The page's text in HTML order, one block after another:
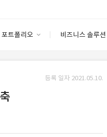
포트폴리오 비즈니스 솔루션
안심 코드 케어
등록 일자 2021.05.10.